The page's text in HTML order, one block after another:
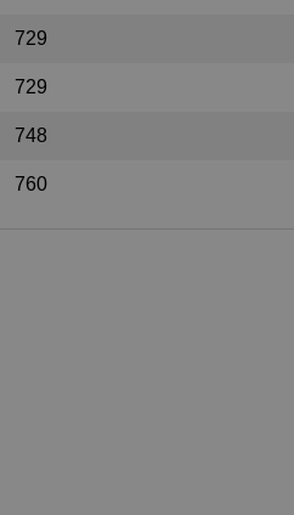
729
729
748
760